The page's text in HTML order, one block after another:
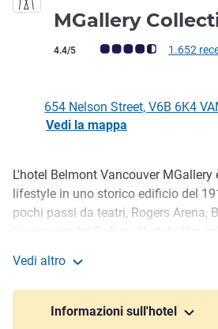
MGallery
Giudizio clienti (Valutazione ALL)
4.4/5 1.652
654 Nelson Street, V6B 6K4
Vedi la mappa
Descrizione
L'hotel Belmont Vancouver
lifestyle in uno storico edificio del
pochi passi da teatri, Rogers Arena,
frigo Marshall in alcune camere. Gli
approfittare di reception aperta 24/
gratuito, servizio di pulizia,
Vedi altro
Informazioni sull'hotel